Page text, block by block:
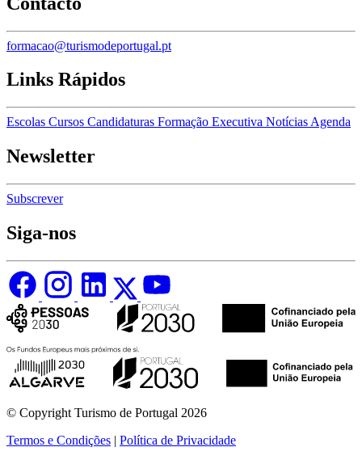
formacao@turismodeportugal.pt
Links Rápidos
Escolas Cursos Candidaturas Formação Executiva Notícias Agenda
Newsletter
Subscrever
Siga-nos
© Copyright Turismo de Portugal 2026
Termos e Condições | Política de Privacidade